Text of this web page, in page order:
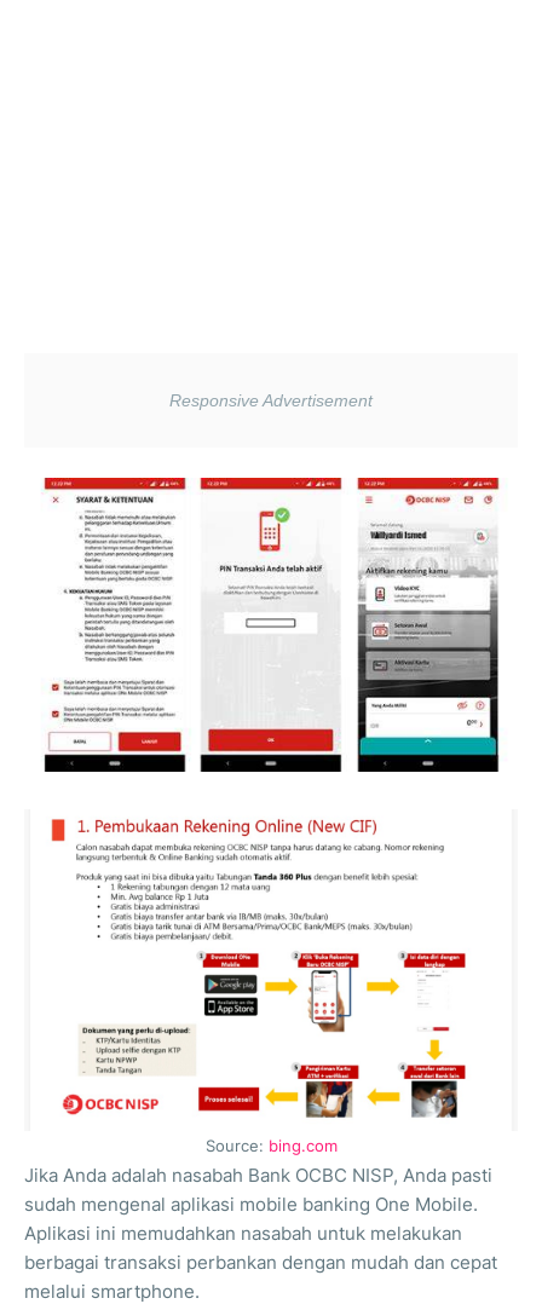
Source: bing.com
Jika Anda adalah nasabah Bank OCBC NISP, Anda pasti
sudah mengenal aplikasi mobile banking One Mobile.
Aplikasi ini memudahkan nasabah untuk melakukan
berbagai transaksi perbankan dengan mudah dan cepat
melalui smartphone.